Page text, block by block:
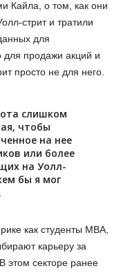
Кайла, о том, как они
стрит и тратили
для
для продажи акций и
просто не для него.
слишком
чтобы
на нее
или более
на Уолл-
бы я мог
как студенты MBA,
карьеру за
этом секторе ранее